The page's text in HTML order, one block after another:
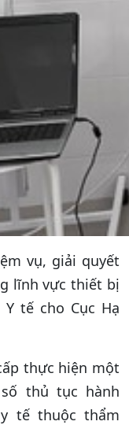
vụ, giải quyết
lĩnh vực thiết bị
tế cho Cục Hạ
thực hiện một
thủ tục hành
tế thuộc thẩm